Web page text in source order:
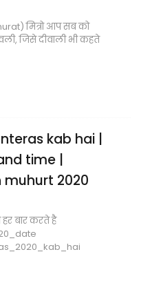
मित्रो आप सब को
जिसे दीवाली भी कहते
kab hai |
time |
muhurt 2020
बार करते है